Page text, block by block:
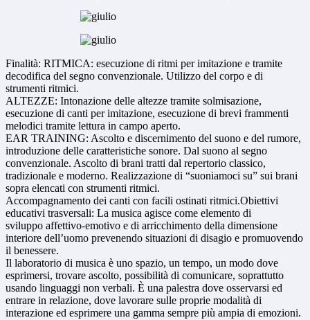
Finalità: RITMICA: esecuzione di ritmi per imitazione e tramite
decodifica del segno convenzionale. Utilizzo del corpo e di
strumenti ritmici.
ALTEZZE: Intonazione delle altezze tramite solmisazione,
esecuzione di canti per imitazione, esecuzione di brevi frammenti
melodici tramite lettura in campo aperto.
EAR TRAINING: Ascolto e discernimento del suono e del rumore,
introduzione delle caratteristiche sonore. Dal suono al segno
convenzionale. Ascolto di brani tratti dal repertorio classico,
tradizionale e moderno. Realizzazione di “suoniamoci su” sui brani
sopra elencati con strumenti ritmici.
Accompagnamento dei canti con facili ostinati ritmici.Obiettivi
educativi trasversali: La musica agisce come elemento di
sviluppo affettivo-emotivo e di arricchimento della dimensione
interiore dell’uomo prevenendo situazioni di disagio e promuovendo
il benessere.
Il laboratorio di musica è uno spazio, un tempo, un modo dove
esprimersi, trovare ascolto, possibilità di comunicare, soprattutto
usando linguaggi non verbali. È una palestra dove osservarsi ed
entrare in relazione, dove lavorare sulle proprie modalità di
interazione ed esprimere una gamma sempre più ampia di emozioni.